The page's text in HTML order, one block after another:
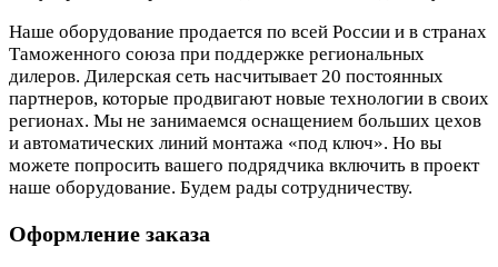
Наше оборудование продается по всей России и в странах
Таможенного союза при поддержке региональных
дилеров. Дилерская сеть насчитывает 20 постоянных
партнеров, которые продвигают новые технологии в своих
регионах. Мы не занимаемся оснащением больших цехов
и автоматических линий монтажа «под ключ». Но вы
можете попросить вашего подрядчика включить в проект
наше оборудование. Будем рады сотрудничеству.
Оформление заказа